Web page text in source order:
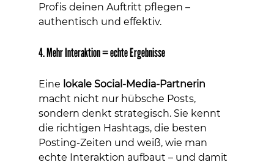
Profis deinen Auftritt pflegen –
authentisch und effektiv.
4. Mehr Interaktion = echte Ergebnisse
Eine lokale Social-Media-Partnerin
macht nicht nur hübsche Posts,
sondern denkt strategisch. Sie kennt
die richtigen Hashtags, die besten
Posting-Zeiten und weiß, wie man
echte Interaktion aufbaut – und damit